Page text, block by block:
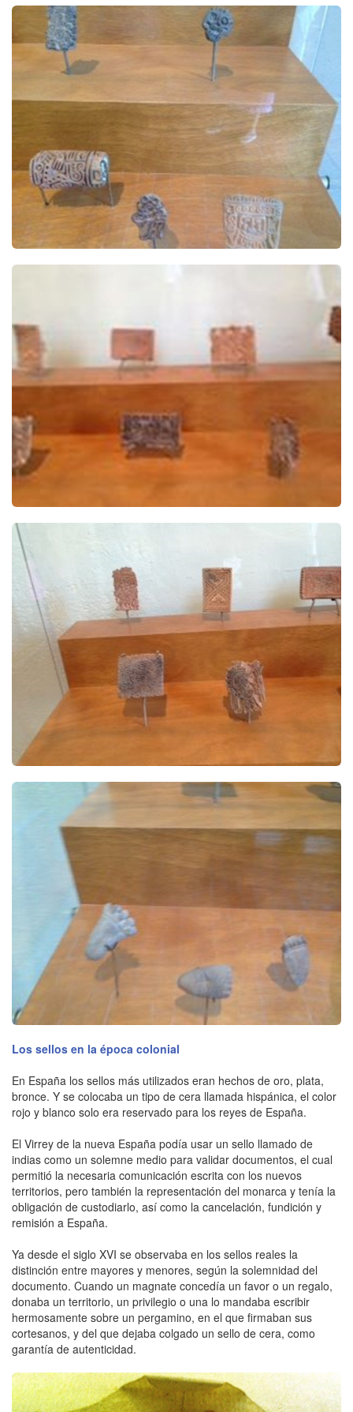
Los sellos en la época colonial
En España los sellos más utilizados eran hechos de oro, plata,
bronce. Y se colocaba un tipo de cera llamada hispánica, el color
rojo y blanco solo era reservado para los reyes de España.
El Virrey de la nueva España podía usar un sello llamado de
indias como un solemne medio para validar documentos, el cual
permitió la necesaria comunicación escrita con los nuevos
territorios, pero también la representación del monarca y tenía la
obligación de custodiarlo, así como la cancelación, fundición y
remisión a España.
Ya desde el siglo XVI se observaba en los sellos reales la
distinción entre mayores y menores, según la solemnidad del
documento. Cuando un magnate concedía un favor o un regalo,
donaba un territorio, un privilegio o una lo mandaba escribir
hermosamente sobre un pergamino, en el que firmaban sus
cortesanos, y del que dejaba colgado un sello de cera, como
garantía de autenticidad.